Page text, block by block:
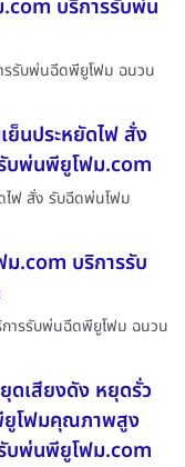
บริการรับพ่น
รรับพ่นฉีดพียูโฟม ฉนวน
นประหยัดไฟ สั่ง
บพ่นพียูโฟม.com
ไฟ สั่ง รับฉีดพ่นโฟม
.com บริการรับ
ารรับพ่นฉีดพียูโฟม ฉนวน
ดเสียงดัง หยุดรั่ว
ยูโฟมคุณภาพสูง
บพ่นพียูโฟม.com